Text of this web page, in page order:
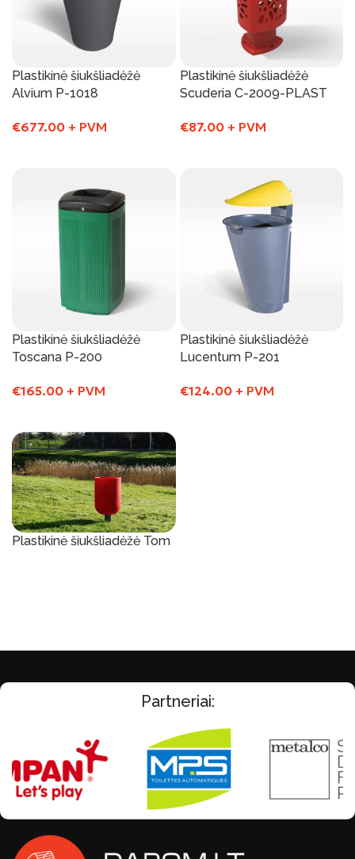
Plastikinė šiukšliadėžė
Alvium P-1018
€677.00 + PVM
Plastikinė šiukšliadėžė
Scuderia C-2009-PLAST
€87.00+ PVM
Plastikinė šiukšliadėžė
Toscana P-200
€165.00 + PVM
Plastikinė šiukšliadėžė
Lucentum P-201
€124.00+ PVM
Plastikinė šiukšliadėžė Tom
Partneriai: